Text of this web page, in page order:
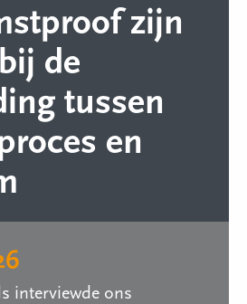
zijn
de
tussen
en
interviewde ons